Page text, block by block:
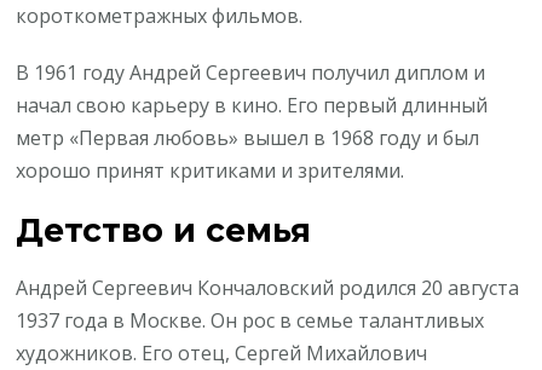
короткометражных фильмов.
В 1961 году Андрей Сергеевич получил диплом и
начал свою карьеру в кино. Его первый длинный
метр «Первая любовь» вышел в 1968 году и был
хорошо принят критиками и зрителями.
Детство и семья
Андрей Сергеевич Кончаловский родился 20 августа
1937 года в Москве. Он рос в семье талантливых
художников. Его отец, Сергей Михайлович